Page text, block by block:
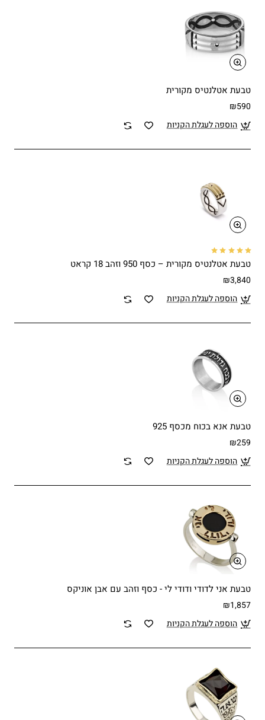
טבעת אטלנטיס מקורית
₪590
הוספה לעגלת הקניות
טבעת אטלנטיס מקורית – כסף 950 וזהב 18 קראט
₪3,840
הוספה לעגלת הקניות
טבעת אנא בכוח מכסף 925
₪259
הוספה לעגלת הקניות
טבעת אני לדודי ודודי לי - כסף וזהב עם אבן אוניקס
₪1,857
הוספה לעגלת הקניות